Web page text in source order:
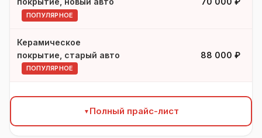
ПОПУЛЯРНОЕ
Керамическое
покрытие, старый авто
ПОПУЛЯРНОЕ
88 000 ₽
Полный прайс-лист